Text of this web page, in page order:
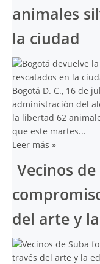
animales
la ciudad
Bogotá D. C., 16 de
administración del
la libertad 62
que este martes...
Leer más »
Vecinos
del arte y